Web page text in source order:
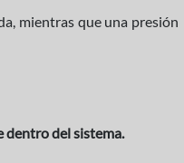
mientras que una presión
dentro del sistema.